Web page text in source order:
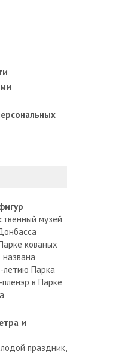
музей
кованых
названа
летию Парка
в Парке
и
праздник,